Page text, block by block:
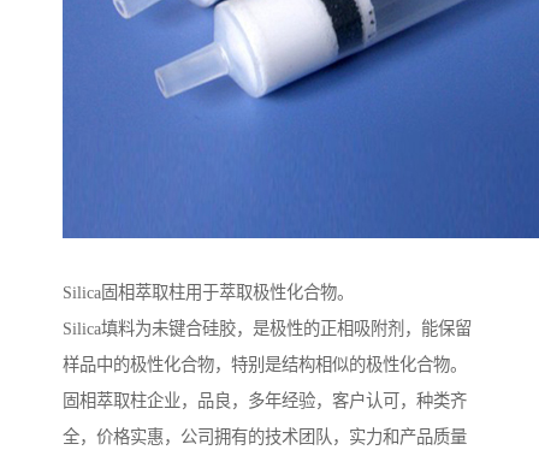
Silica固相萃取柱用于萃取极性化合物。
Silica填料为未键合硅胶，是极性的正相吸附剂，能保留
样品中的极性化合物，特别是结构相似的极性化合物。
固相萃取柱企业，品良，多年经验，客户认可，种类齐
全，价格实惠，公司拥有的技术团队，实力和产品质量